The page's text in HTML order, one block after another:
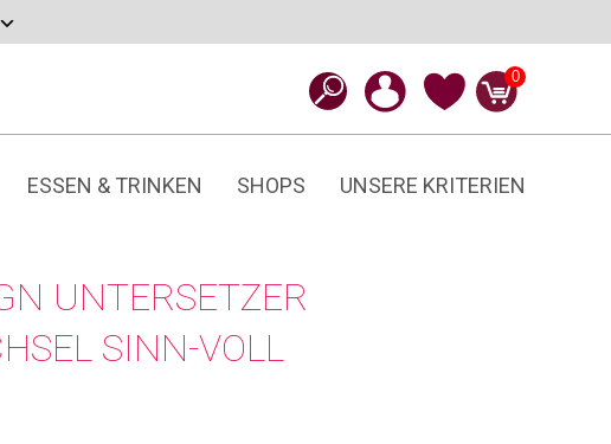
0
ESSEN & TRINKEN SHOPS UNSERE KRITERIEN
UNTERSETZER
SINN-VOLL